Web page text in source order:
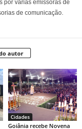
por várias emissoras de
de comunicação.
autor
Cidades
Goiânia recebe Novena